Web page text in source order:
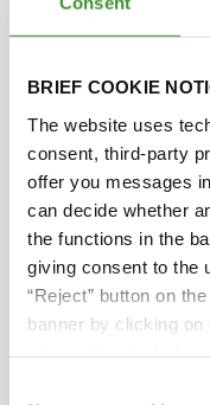
BRIEF COOKIE
The website uses
consent, third-party
offer you messages
can decide whether
the functions in the
giving consent to the
“Reject” button on
banner by clicking on
genç bir kızın
ulaşmayı ve
arzuluyor. Sürekli
sevdiklerinin
olmadığını
Bu hikaye bize
hayallerinizin
yakın olabilir.